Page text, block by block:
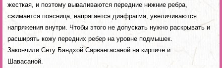
жесткая, и поэтому вываливаются передние нижние ребра,
сжимается поясница, напрягается диафрагма, увеличиваются
напряжения внутри. Чтобы этого не допускать нужно раскрывать и
расширять кожу передних ребер на уровне подмышек.
Закончили Сету Бандхой Сарвангасаной на кирпиче и
Шавасаной.